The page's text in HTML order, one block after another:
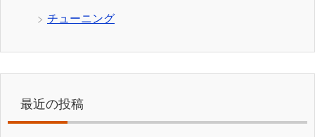
チューニング
最近の投稿